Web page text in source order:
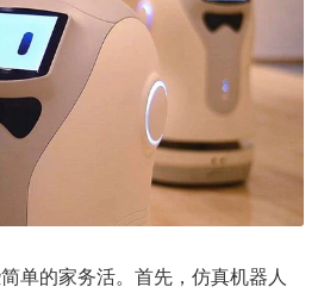
单的家务活。首先，仿真机器人